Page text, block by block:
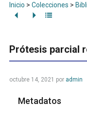
Inicio > Colecciones >
Prótesis parcial
octubre 14, 2021 por admin
Metadatos